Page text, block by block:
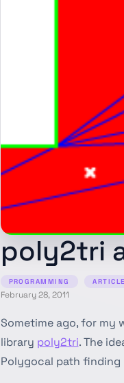
poly2tri
PROGRAMMING ARTICLE
February 28, 2011
Sometime ago, for my
library poly2tri. The
Polygocal path finding